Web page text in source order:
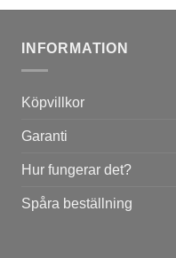
INFORMATION
Köpvillkor
Garanti
Hur fungerar det?
Spåra beställning